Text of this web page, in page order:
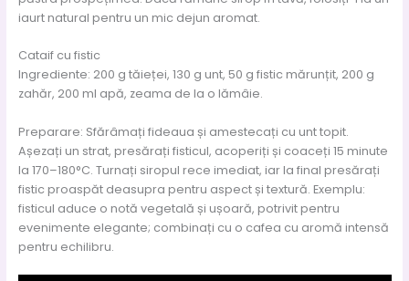
iaurt natural pentru un mic dejun aromat.
Cataif cu fistic
Ingrediente: 200 g tăieței, 130 g unt, 50 g fistic mărunțit, 200 g
zahăr, 200 ml apă, zeama de la o lămâie.
Preparare: Sfărâmați fideaua și amestecați cu unt topit.
Așezați un strat, presărați fisticul, acoperiți și coaceți 15 minute
la 170–180°C. Turnați siropul rece imediat, iar la final presărați
fistic proaspăt deasupra pentru aspect și textură. Exemplu:
fisticul aduce o notă vegetală și ușoară, potrivit pentru
evenimente elegante; combinați cu o cafea cu aromă intensă
pentru echilibru.